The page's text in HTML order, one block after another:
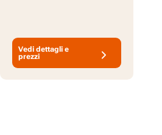
Vedi dettagli e
prezzi